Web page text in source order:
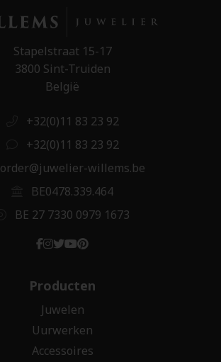
Stapelstraat 15-17
3800 Sint-Truiden
België
+32(0)11 83 23 92
+32(0)11 83 23 92
order@juwelier-willems.be
BE0478.339.464
BE 27 7330 0979 1673
Producten
Juwelen
Uurwerken
Accessoires